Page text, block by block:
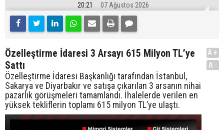
20:21 07 Ağustos 2026
Özelleştirme İdaresi 3 Arsayı 615 Milyon TL’ye
Sattı
Özelleştirme İdaresi Başkanlığı tarafından İstanbul,
Sakarya ve Diyarbakır ve satışa çıkarılan 3 arsanın nihai
pazarlık görüşmeleri tamamlandı. İhalelerde verilen en
yüksek tekliflerin toplamı 615 milyon TL’ye ulaştı.
A+
A-